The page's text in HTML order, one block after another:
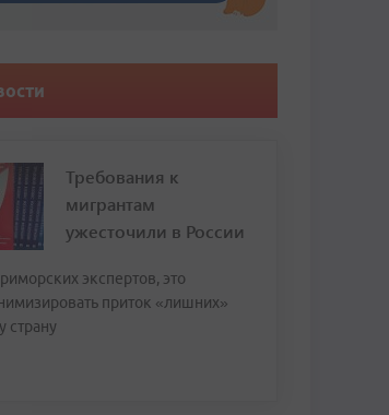
Требования к
мигрантам
ужесточили в России
экспертов, это
приток «лишних»
страну